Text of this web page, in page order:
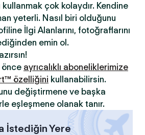
çok kolaydır. Kendine
yeterli. Nasıl biri olduğunu
İlgi Alanlarını, fotoğraflarını
emin ol.
ayrıcalıklı aboneliklerimize
özelliğini kullanabilirsin.
değiştirmene ve başka
eşleşmene olanak tanır.
İstediğin Yere